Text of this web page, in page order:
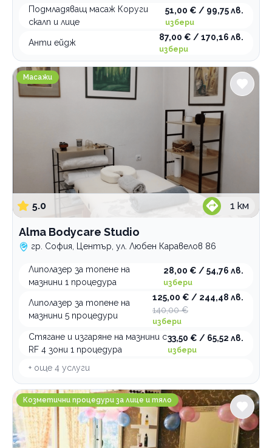
Подмладяващ масаж Коруги
скалп и лице
51,00 € / 99,75 лв.
избери
Анти ейдж
87,00 € / 170,16 лв.
избери
Alma Bodycare Studio
Масажи
5.0 1 км
Alma Bodycare Studio
гр. София, Център, ул. Любен Каравелов 86
Липолазер за топене на
мазнини 1 процедура
28,00 € / 54,76 лв.
избери
Липолазер за топене на
мазнини 5 процедури
125,00 € / 244,48 лв.
140,00 €
избери
Стягане и изгаряне на мазнини с
RF 4 зони 1 процедура
33,50 € / 65,52 лв.
избери
+ още 4 услуги
Beauty Salon Tesori
Козметични процедури за лице и тяло